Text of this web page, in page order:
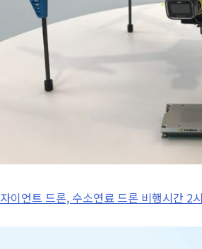
자이언트 드론, 수소연료 드론 비행시간 2